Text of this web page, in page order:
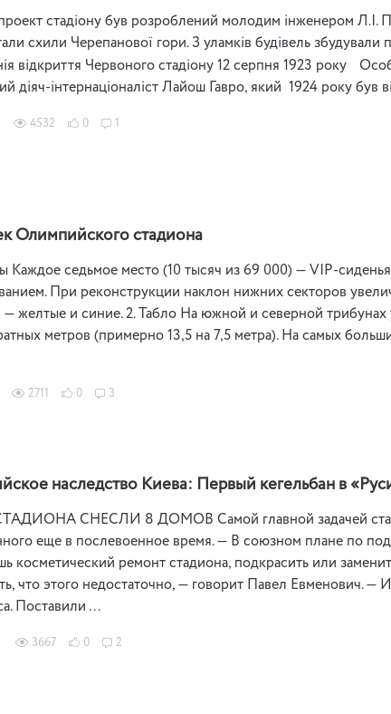
стадіону був розроблений молодим інженером Л.І.
схили Черепанової гори. З уламків будівель збудували
відкриття Червоного стадіону 12 серпня 1923 рокy
діяч-інтернаціоналіст Лайош Гавро, який 1924 року був
4532 0
Олимпийского стадиона
Каждое седьмое место (10 тысяч из 69 000) — VIP-
При реконструкции наклон нижних секторов
— желтые и синие. 2. Табло На южной и северной
метров (примерно 13,5 на 7,5 метра). На самых
2711 0 3
наследство Киева: Первый кегельбан в
СНЕСЛИ 8 ДОМОВ Самой главной задачей стала
еще в послевоенное время. — В союзном плане по
косметический ремонт стадиона, подкрасить или
что этого недостаточно, — говорит Павел Евменович.
Поставили …
3667 0 2